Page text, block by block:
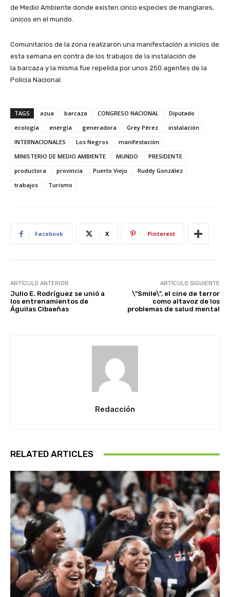
de Medio Ambiente donde existen cinco especies de manglares,
únicos en el mundo.
Comunitarios de la zona realizaron una manifestación a inicios de
esta semana en contra de los trabajos de la instalación de
la barcaza y la misma fue repelida por unos 250 agentes de la
Policía Nacional.
TAGS azua barcaza CONGRESO NACIONAL
Diputado
ecología
energía generadora Grey Pérez
instalación
INTERNACIONALES
Los Negros
manifestación
MINISTERIO DE MEDIO AMBIENTE
MUNDO
PRESIDENTE
productora
provincia Puerto Viejo
Ruddy González
trabajos
Turismo
Facebook X Pinterest
ARTÍCULO ANTERIOR
Julio E. Rodríguez se unió a
los entrenamientos de
Águilas Cibaeñas
ARTÍCULO SIGUIENTE
\"Smile\", el cine de terror
como altavoz de los
problemas de salud mental
Redacción
RELATED ARTICLES